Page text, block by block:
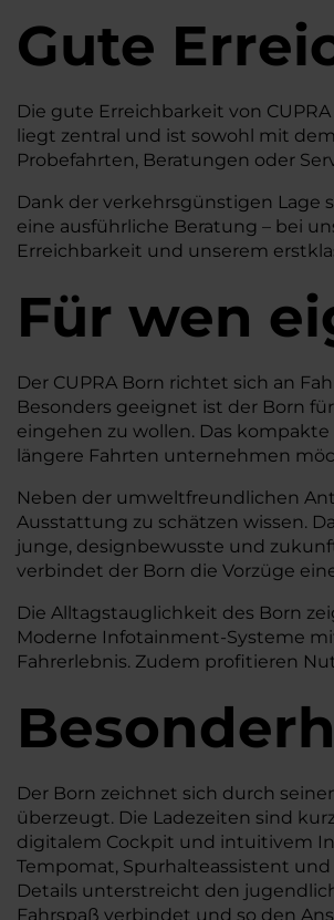
Gute
Die gute Erreichbarkeit von
liegt zentral und ist sowohl mit
Probefahrten, Beratungen oder
Dank der verkehrsgünstigen Lage
eine ausführliche Beratung – bei
Erreichbarkeit und unserem
Für wen
Der CUPRA Born richtet sich an
Besonders geeignet ist der Born
eingehen zu wollen. Das
längere Fahrten unternehmen
Neben der umweltfreundlichen
Ausstattung zu schätzen wissen.
junge, designbewusste und
verbindet der Born die Vorzüge
Die Alltagstauglichkeit des Born
Moderne Infotainment-Systeme
Fahrerlebnis. Zudem profitieren
Der Born zeichnet sich durch
überzeugt. Die Ladezeiten sind
digitalem Cockpit und intuitivem
Tempomat, Spurhalteassistent
Details unterstreicht den
Fahrspaß verbindet und so den